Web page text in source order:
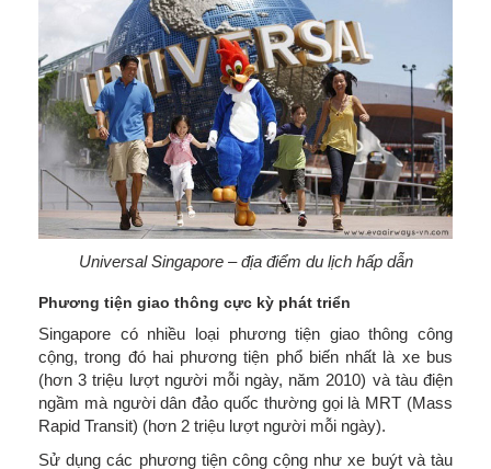
Universal Singapore – địa điểm du lịch hấp dẫn
Phương tiện giao thông cực kỳ phát triển
Singapore có nhiều loại phương tiện giao thông công
cộng, trong đó hai phương tiện phổ biến nhất là xe bus
(hơn 3 triệu lượt người mỗi ngày, năm 2010) và tàu điện
ngầm mà người dân đảo quốc thường gọi là MRT (Mass
Rapid Transit) (hơn 2 triệu lượt người mỗi ngày).
Sử dụng các phương tiện công cộng như xe buýt và tàu